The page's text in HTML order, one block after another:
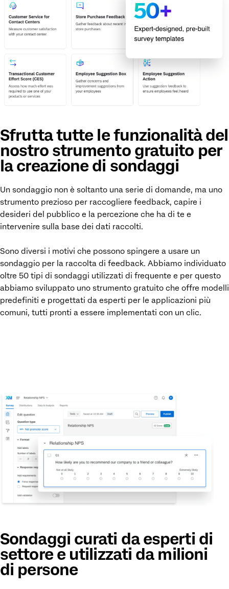
Sfrutta tutte le funzionalità del
nostro strumento gratuito per
la creazione di sondaggi
Un sondaggio non è soltanto una serie di domande, ma uno
strumento prezioso per raccogliere feedback, capire i
desideri del pubblico e la percezione che ha di te e
intervenire sulla base dei dati raccolti.
Sono diversi i motivi che possono spingere a usare un
sondaggio per la raccolta di feedback. Abbiamo individuato
oltre 50 tipi di sondaggi utilizzati di frequente e per questo
abbiamo sviluppato uno strumento gratuito che offre modelli
predefiniti e progettati da esperti per le applicazioni più
comuni, tutti pronti a essere implementati con un clic.
Sondaggi curati da esperti di
settore e utilizzati da milioni
di persone